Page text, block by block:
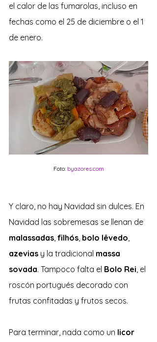
el calor de las fumarolas, incluso en
fechas como el 25 de diciembre o el 1
de enero.
Foto: byazores.com
Y claro, no hay Navidad sin dulces. En
Navidad las sobremesas se llenan de
malassadas filhós bolo lêvedo
azevias y la tradicional massa
sovada. Tampoco falta el Bolo Rei , el
roscón portugués decorado con
frutas confitadas y frutos secos.
Para terminar, nada como un licor